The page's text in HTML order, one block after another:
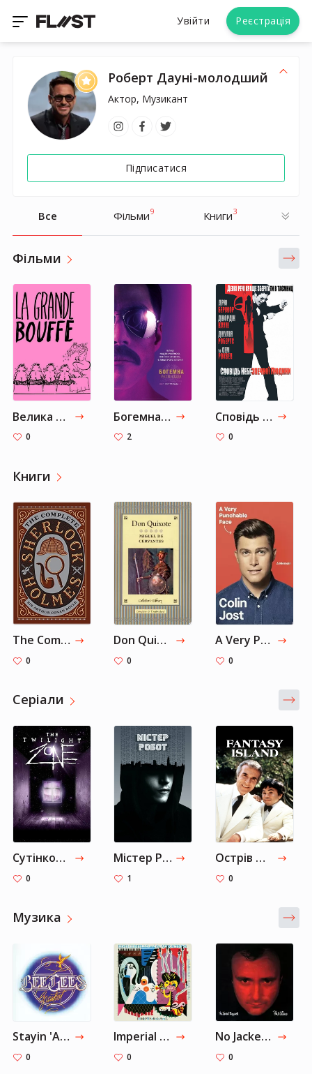
Увійти Реєстрація
Роберт Дауні-молодший
Актор, Музикант
Підписатися
Все Фільми9 Книги3
Фільми
Велика жратва
0
Богемна рапсодія
2
Сповідь небезпечної людини
0
Книги
The Complete Sherlock Holmes
0
Don Quixote
0
A Very Punchable Face
0
Серіали
Сутінкова зона
0
Містер Робот
1
Острів фантазій
0
Музика
Stayin 'Alive - саундтрек з "Лихоманки суботнього вечора"
0
Imperial Bedroom
0
No Jacket Required
0